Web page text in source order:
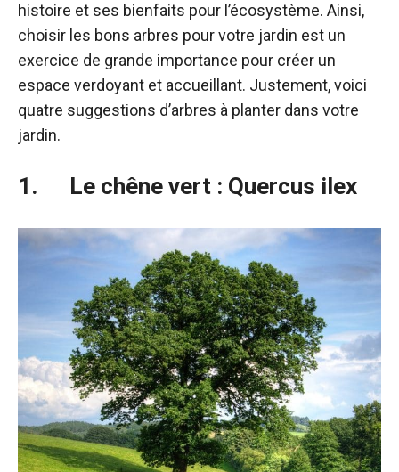
histoire et ses bienfaits pour l’écosystème. Ainsi,
choisir les bons arbres pour votre jardin est un
exercice de grande importance pour créer un
espace verdoyant et accueillant. Justement, voici
quatre suggestions d’arbres à planter dans votre
jardin.
1. Le chêne vert : Quercus ilex